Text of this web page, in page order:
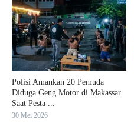
Polisi Amankan 20 Pemuda
Diduga Geng Motor di Makassar
Saat Pesta ...
30 Mei 2026